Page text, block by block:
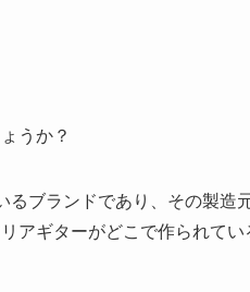
うか？
ブランドであり、その製造
アギターがどこで作られて